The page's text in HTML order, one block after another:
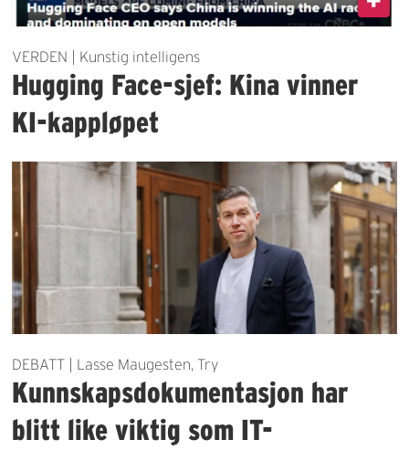
VERDEN | Kunstig intelligens
Hugging Face-sjef: Kina vinner
KI-kappløpet
DEBATT | Lasse Maugesten, Try
Kunnskapsdokumentasjon har
blitt like viktig som IT-